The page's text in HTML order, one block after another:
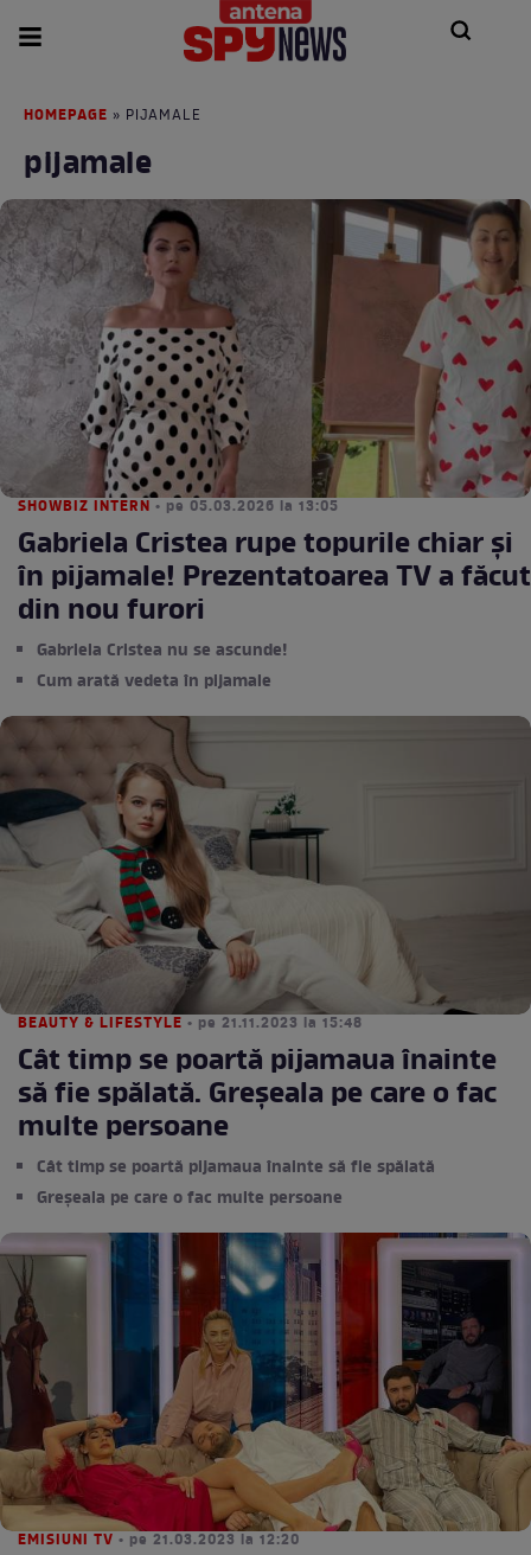
HOMEPAGE » PIJAMALE
pijamale
SHOWBIZ INTERN • pe 05.03.2026 la 13:05
Gabriela Cristea rupe topurile chiar și
în pijamale! Prezentatoarea TV a făcut
din nou furori
Gabriela Cristea nu se ascunde!
Cum arată vedeta în pijamale
BEAUTY & LIFESTYLE • pe 21.11.2023 la 15:48
Cât timp se poartă pijamaua înainte
să fie spălată. Greșeala pe care o fac
multe persoane
Cât timp se poartă pijamaua înainte să fie spălată
Greșeala pe care o fac multe persoane
EMISIUNI TV • pe 21.03.2023 la 12:20